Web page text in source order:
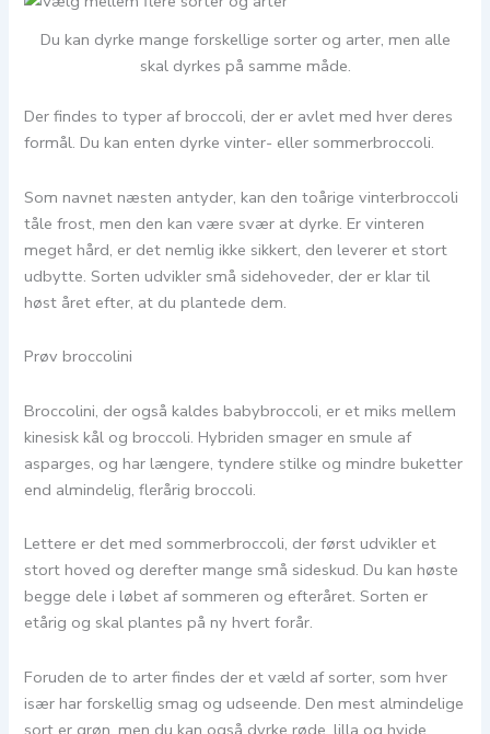
Du kan dyrke mange forskellige sorter og arter, men alle
skal dyrkes på samme måde.
Der findes to typer af broccoli, der er avlet med hver deres
formål. Du kan enten dyrke vinter- eller sommerbroccoli.
Som navnet næsten antyder, kan den toårige vinterbroccoli
tåle frost, men den kan være svær at dyrke. Er vinteren
meget hård, er det nemlig ikke sikkert, den leverer et stort
udbytte. Sorten udvikler små sidehoveder, der er klar til
høst året efter, at du plantede dem.
Prøv broccolini
Broccolini, der også kaldes babybroccoli, er et miks mellem
kinesisk kål og broccoli. Hybriden smager en smule af
asparges, og har længere, tyndere stilke og mindre buketter
end almindelig, flerårig broccoli.
Lettere er det med sommerbroccoli, der først udvikler et
stort hoved og derefter mange små sideskud. Du kan høste
begge dele i løbet af sommeren og efteråret. Sorten er
etårig og skal plantes på ny hvert forår.
Foruden de to arter findes der et væld af sorter, som hver
især har forskellig smag og udseende. Den mest almindelige